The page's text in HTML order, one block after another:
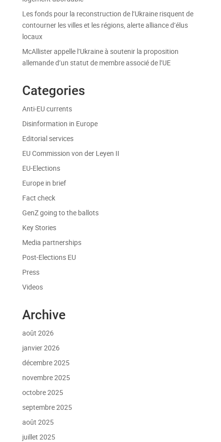
Les fonds pour la reconstruction de l’Ukraine risquent de
contourner les villes et les régions, alerte alliance d’élus
locaux
McAllister appelle l’Ukraine à soutenir la proposition
allemande d’un statut de membre associé de l’UE
Categories
Anti-EU currents
Disinformation in Europe
Editorial services
EU Commission von der Leyen II
EU-Elections
Europe in brief
Fact check
GenZ going to the ballots
Key Stories
Media partnerships
Post-Elections EU
Press
Videos
Archive
août 2026
janvier 2026
décembre 2025
novembre 2025
octobre 2025
septembre 2025
août 2025
juillet 2025